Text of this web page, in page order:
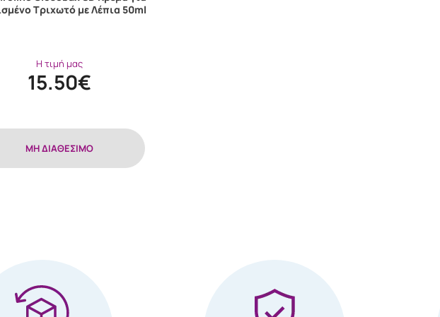
Τριχωτό με Λέπια 50ml
Η τιμή μας
15.50€
MH ΔΙΑΘΕΣΙΜΟ